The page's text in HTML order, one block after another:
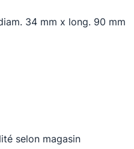
34 mm x long. 90 mm
selon magasin